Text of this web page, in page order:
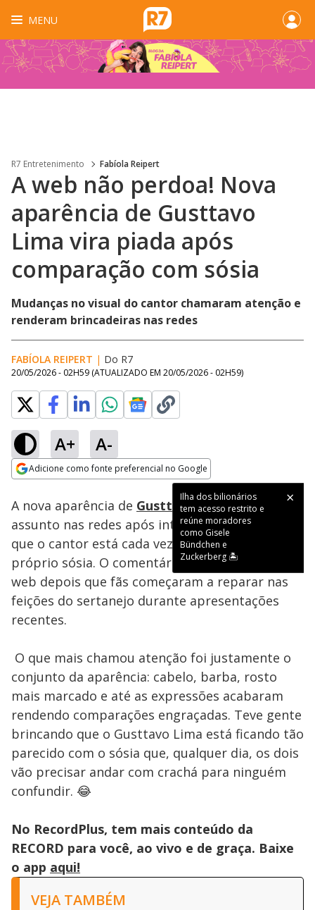
MENU
R7 Entretenimento Fabíola Reipert
A web não perdoa! Nova
aparência de Gusttavo
Lima vira piada após
comparação com sósia
Mudanças no visual do cantor chamaram atenção e
renderam brincadeiras nas redes
FABÍOLA REIPERT | Do R7
20/05/2026 - 02H59 (ATUALIZADO EM 20/05/2026 - 02H59)
A+ A-
Adicione como fonte preferencial no Google
Ilha dos bilionários
tem acesso restrito e
reúne moradores
como Gisele
Bündchen e
Zuckerberg 🏝️
Ativar
92.52%
A nova aparência de Gusttavo Limavirou
assunto nas redes após internautas apontarem
que o cantor está cada vez mais parecido com o
próprio sósia. O comentário tomou conta da
web depois que fãs começaram a reparar nas
feições do sertanejo durante apresentações
recentes.
O que mais chamou atenção foi justamente o
conjunto da aparência: cabelo, barba, rosto
mais marcado e até as expressões acabaram
rendendo comparações engraçadas. Teve gente
brincando que o Gusttavo Lima está ficando tão
parecido com o sósia que, qualquer dia, os dois
vão precisar andar com crachá para ninguém
confundir. 😂
No RecordPlus, tem mais conteúdo da
RECORD para você, ao vivo e de graça. Baixe
o app aqui!
VEJA TAMBÉM